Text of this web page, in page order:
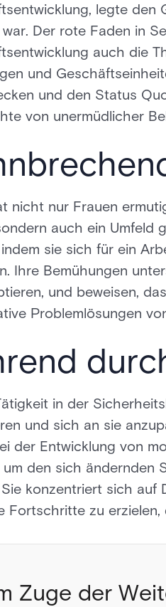
legte den
Der rote Faden in
auch die
und
und den Status
von unermüdlicher
nicht nur Frauen
auch ein Umfeld
sie sich für ein
Ihre Bemühungen
und beweisen,
Problemlösungen
in der
und sich an sie
der Entwicklung von
den sich ändernden
konzentriert sich auf
Fortschritte zu
Zuge der